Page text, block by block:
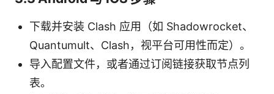
下载并安装 Clash 应用（如 Shadowrocket、
Quantumult、Clash，视平台可用性而定）。
导入配置文件，或者通过订阅链接获取节点列
表。